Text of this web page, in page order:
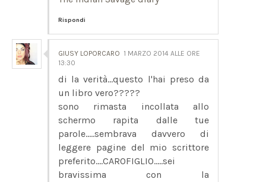
Rispondi
GIUSY LOPORCARO 1 MARZO 2014 ALLE ORE
13:30
di la verità...questo l'hai preso da
un libro vero?????
sono rimasta incollata allo
schermo rapita dalle tue
parole.....sembrava davvero di
leggere pagine del mio scrittore
preferito....CAROFIGLIO.....sei
bravissima con la